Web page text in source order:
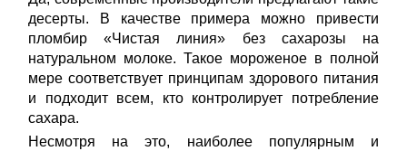
десерты. В качестве примера можно привести
пломбир «Чистая линия» без сахарозы на
натуральном молоке. Такое мороженое в полной
мере соответствует принципам здорового питания
и подходит всем, кто контролирует потребление
сахара.
Несмотря на это, наиболее популярным и